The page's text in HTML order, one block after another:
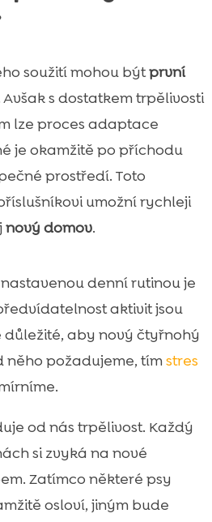
soužití mohou býtprvní
s dostatkem trpělivosti
lze proces adaptace
je okamžitě po příchodu
prostředí. Toto
umožní rychleji
nový domov.
denní rutinou je
aktivit jsou
důležité, aby nový čtyřnohý
požadujeme, tímstres
od nás trpělivost. Každý
si zvyká na nové
Zatímco některé psy
osloví, jiným bude